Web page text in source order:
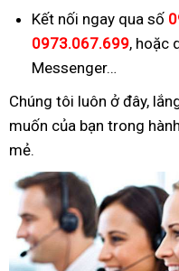
Kết nối ngay qua số
0973.067.699, hoặc
Messenger…
Chúng tôi luôn ở đây,
muốn của bạn trong
mẻ.